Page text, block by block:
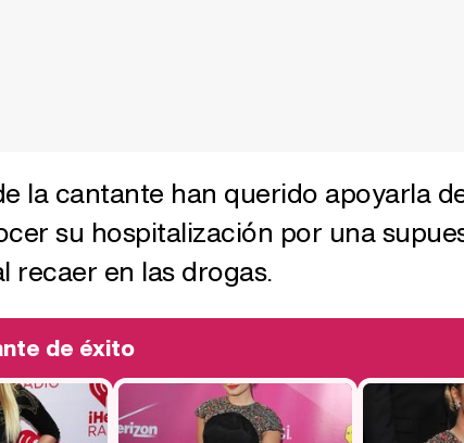
la cantante han querido apoyarla
su hospitalización por una
recaer en las drogas.
de éxito